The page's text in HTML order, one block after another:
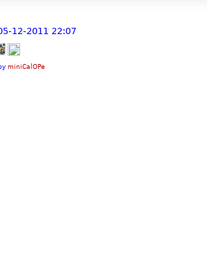
12-2011 22:07
miniCalOPe